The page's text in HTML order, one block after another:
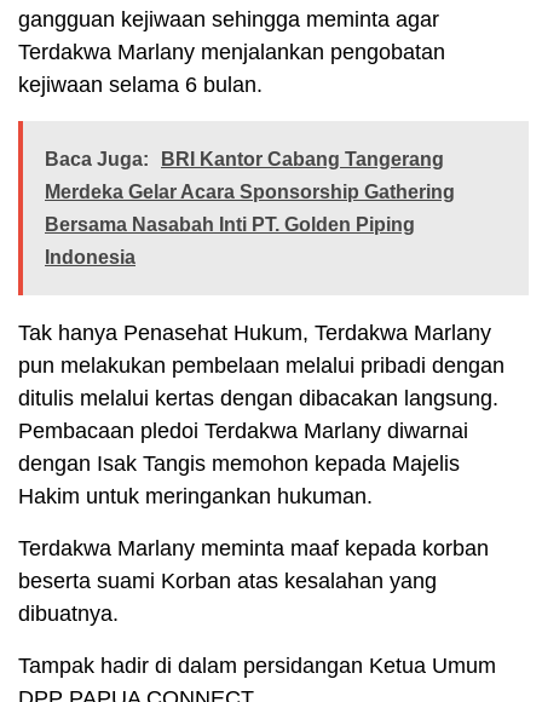
gangguan kejiwaan sehingga meminta agar
Terdakwa Marlany menjalankan pengobatan
kejiwaan selama 6 bulan.
Baca Juga:
BRI Kantor Cabang Tangerang
Merdeka Gelar Acara Sponsorship Gathering
Bersama Nasabah Inti PT. Golden Piping
Indonesia
Tak hanya Penasehat Hukum, Terdakwa Marlany
pun melakukan pembelaan melalui pribadi dengan
ditulis melalui kertas dengan dibacakan langsung.
Pembacaan pledoi Terdakwa Marlany diwarnai
dengan Isak Tangis memohon kepada Majelis
Hakim untuk meringankan hukuman.
Terdakwa Marlany meminta maaf kepada korban
beserta suami Korban atas kesalahan yang
dibuatnya.
Tampak hadir di dalam persidangan Ketua Umum